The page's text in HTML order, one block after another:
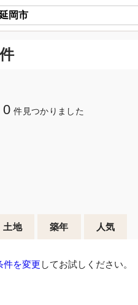
0 件見つかりました
土地 築年 人気
件を変更 してお試しください。